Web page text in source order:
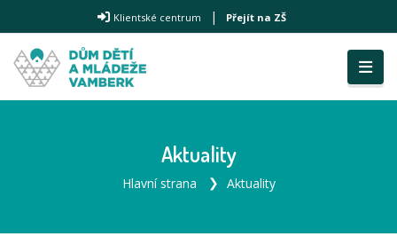
Klientské centrum | Přejít na ZŠ
Aktuality
Hlavní strana Aktuality